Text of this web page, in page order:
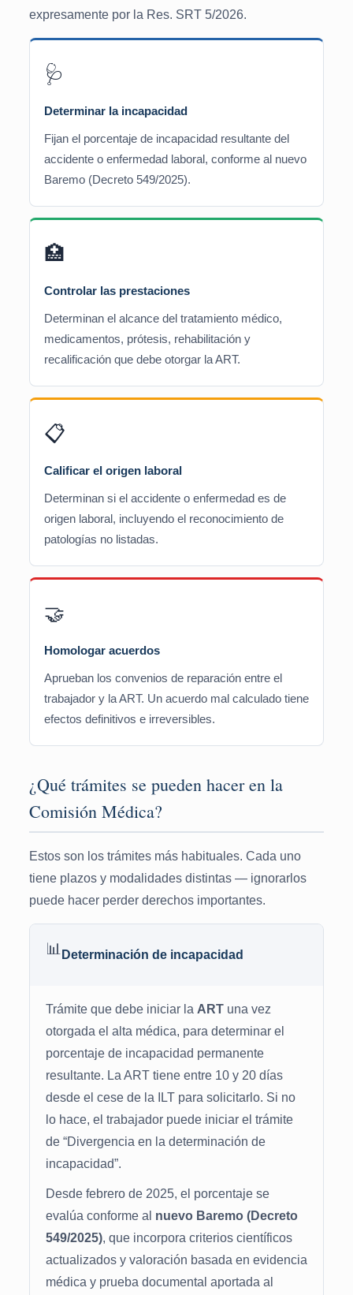
expresamente por la Res. SRT 5/2026.
🩺
Determinar la incapacidad
Fijan el porcentaje de incapacidad resultante del
accidente o enfermedad laboral, conforme al nuevo
Baremo (Decreto 549/2025).
🏥
Controlar las prestaciones
Determinan el alcance del tratamiento médico,
medicamentos, prótesis, rehabilitación y
recalificación que debe otorgar la ART.
📋
Calificar el origen laboral
Determinan si el accidente o enfermedad es de
origen laboral, incluyendo el reconocimiento de
patologías no listadas.
🤝
Homologar acuerdos
Aprueban los convenios de reparación entre el
trabajador y la ART. Un acuerdo mal calculado tiene
efectos definitivos e irreversibles.
¿Qué trámites se pueden hacer en la
Comisión Médica?
Estos son los trámites más habituales. Cada uno
tiene plazos y modalidades distintas — ignorarlos
puede hacer perder derechos importantes.
📊 Determinación de incapacidad
Trámite que debe iniciar la ARTuna vez
otorgada el alta médica, para determinar el
porcentaje de incapacidad permanente
resultante. La ART tiene entre 10 y 20 días
desde el cese de la ILT para solicitarlo. Si no
lo hace, el trabajador puede iniciar el trámite
de “Divergencia en la determinación de
incapacidad”.
Desde febrero de 2025, el porcentaje se
evalúa conforme al nuevo Baremo (Decreto
549/2025), que incorpora criterios científicos
actualizados y valoración basada en evidencia
médica y prueba documental aportada al